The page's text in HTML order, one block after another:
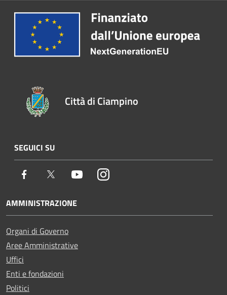
Città di Ciampino
SEGUICI SU
Facebook Twitter YoutubeInstagram
AMMINISTRAZIONE
Organi di Governo
Aree Amministrative
Uffici
Enti e fondazioni
Politici